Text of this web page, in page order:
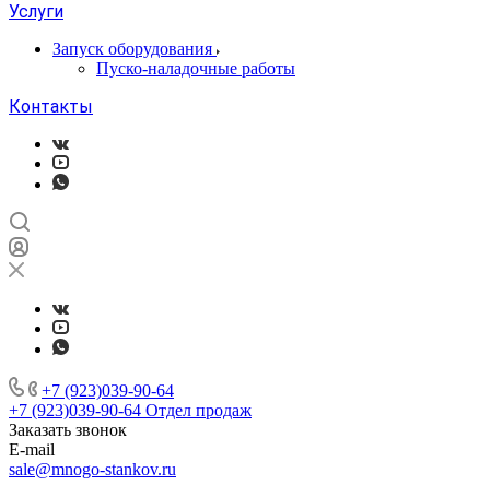
Услуги
Запуск оборудования
Пуско-наладочные работы
Контакты
+7 (923)039-90-64
+7 (923)039-90-64 Отдел продаж
Заказать звонок
E-mail
sale@mnogo-stankov.ru